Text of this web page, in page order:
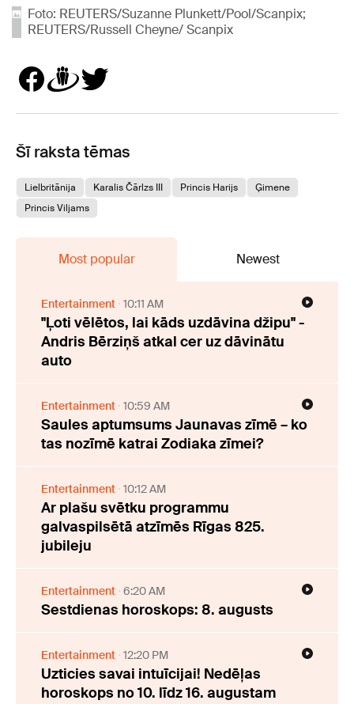
Foto: REUTERS/Suzanne Plunkett/Pool/Scanpix;
REUTERS/Russell Cheyne/ Scanpix
Šī raksta tēmas
Lielbritānija Karalis Čārlzs III Princis Harijs
Ģimene
Princis Viljams
Most popular Newest
Entertainment 10:11 AM
"Ļoti vēlētos, lai kāds uzdāvina džipu" -
Andris Bērziņš atkal cer uz dāvinātu
auto
Entertainment 10:59 AM
Saules aptumsums Jaunavas zīmē – ko
tas nozīmē katrai Zodiaka zīmei?
Entertainment 10:12 AM
Ar plašu svētku programmu
galvaspilsētā atzīmēs Rīgas 825.
jubileju
Entertainment 6:20 AM
Sestdienas horoskops: 8. augusts
Entertainment 12:20 PM
Uzticies savai intuīcijai! Nedēļas
horoskops no 10. līdz 16. augustam